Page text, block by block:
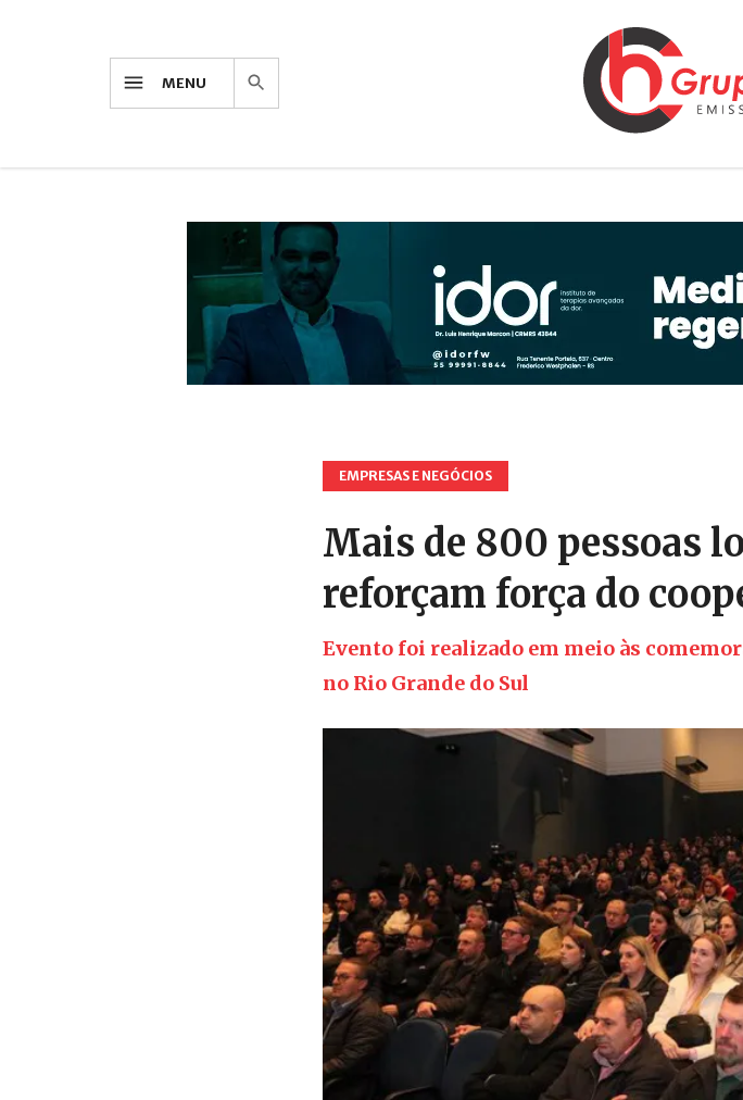
MENU
EMPRESAS E NEGÓCIOS
Mais de 800 pessoas
reforçam força do
Evento foi realizado em meio às
no Rio Grande do Sul